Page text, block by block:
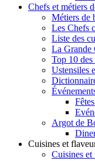
Chefs et métiers
Métiers de
Les Chefs
Liste des
La Grande
Top 10 des
Ustensiles
Argot de
Cuisines et
Cuisines et